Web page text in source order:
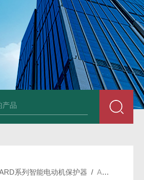
化解零线过载电气隐患 数据冻结
系列智能电动机保护器 /ARD2-250安科瑞ARD2面板指示信号报警电动机保护器